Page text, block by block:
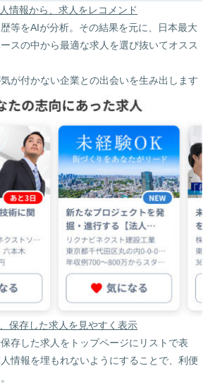
情報から、求人をレコメンド
等をAIが分析。その結果を元に、日本最大
スの中から最適な求人を選び抜いてオスス
が付かない企業との出会いを生み出します
保存した求人を見やすく表示
存した求人をトップページにリストで表
情報を埋もれないようにすることで、利便